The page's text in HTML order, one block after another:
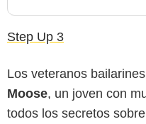
Step Up 3
Los veteranos bailarines
Moose, un joven con
todos los secretos